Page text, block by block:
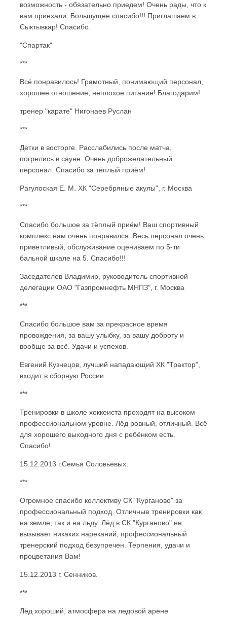
возможность - обязательно приедем! Очень рады, что к
вам приехали. Большущее спасибо!!! Приглашаем в
Сыктывкар! Спасибо.
"Спартак"
***
Всё понравилось! Грамотный, понимающий персонал,
хорошее отношение, неплохое питание! Благодарим!
тренер "карате" Нигонаев Руслан
***
Детки в восторге. Расслабились после матча,
погрелись в сауне. Очень доброжелательный
персонал. Спасибо за тёплый приём!
Рагулоская Е. М. ХК "Серебряные акулы", г. Москва
***
Спасибо большое за тёплый приём! Ваш спортивный
комплекс нам очень понравился. Весь персонал очень
приветливый, обслуживание оцениваем по 5-ти
бальной шкале на 5. Спасибо!!!
Заседателев Владимир, руководитель спортивной
делегации ОАО "Газпромнефть МНПЗ", г. Москва
***
Спасибо большое вам за прекрасное время
провождения, за вашу улыбку, за вашу доброту и
вообще за всё. Удачи и успехов.
Евгений Кузнецов, лучший нападающий ХК "Трактор",
входит в сборную России.
***
Тренировки в школе хоккеиста проходят на высоком
профессиональном уровне. Лёд ровный, отличный. Всё
для хорошего выходного дня с ребёнком есть.
Спасибо!
15.12.2013 г.Семья Соловьёвых.
***
Огромное спасибо коллективу СК "Курганово" за
профессиональный подход. Отличные тренировки как
на земле, так и на льду. Лёд в СК "Курганово" не
вызывает никаких нареканий, профессиональный
тренерский подход безупречен. Терпения, удачи и
процветания Вам!
15.12.2013 г. Сенников.
***
Лёд хороший, атмосфера на ледовой арене